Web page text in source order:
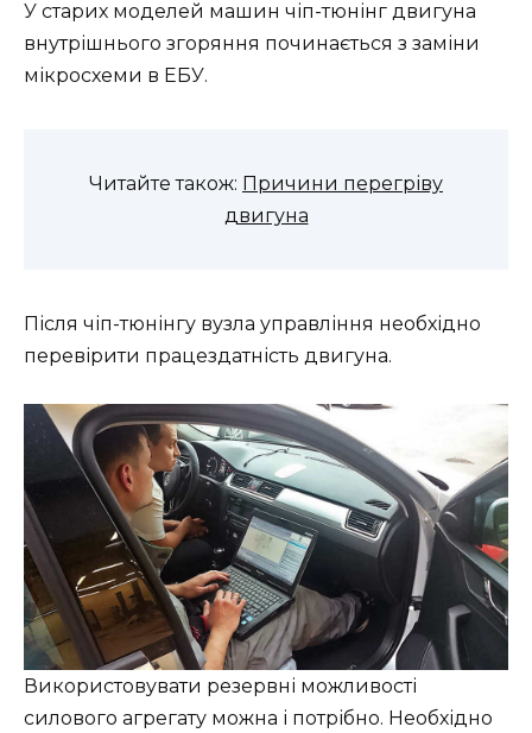
У старих моделей машин чіп-тюнінг двигуна
внутрішнього згоряння починається з заміни
мікросхеми в ЕБУ.
Читайте також: Причини перегріву
двигуна
Після чіп-тюнінгу вузла управління необхідно
перевірити працездатність двигуна.
Використовувати резервні можливості
силового агрегату можна і потрібно. Необхідно